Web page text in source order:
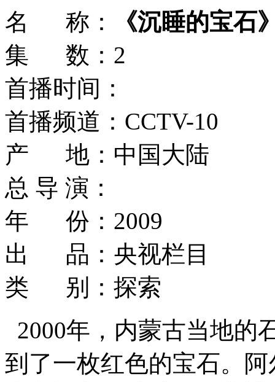
名 称：
《沉睡的宝石
集 数：2
首播时间：
首播频道：CCTV-10
产 地：中国大陆
总 导 演：
年 份：2009
出 品：央视栏目
类 别：探索
2000年，内蒙古当地的
到了一枚红色的宝石。